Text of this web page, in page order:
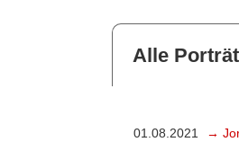
Alle
01.08.2021
→